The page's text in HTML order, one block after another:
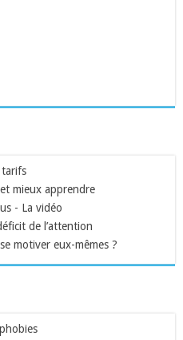
mieux apprendre
- La vidéo
de l’attention
motiver eux-mêmes ?